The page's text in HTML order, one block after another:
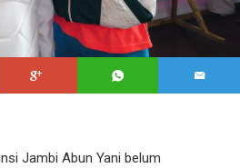
Jambi Abun Yani belum